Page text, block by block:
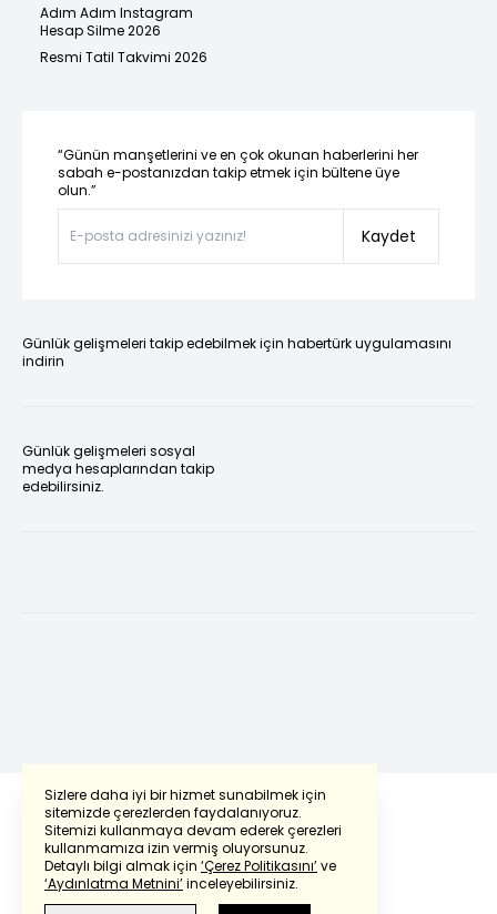
Sizlere daha iyi bir hizmet sunabilmek için
sitemizde çerezlerden faydalanıyoruz.
Sitemizi kullanmaya devam ederek çerezleri
kullanmamıza izin vermiş oluyorsunuz.
Detaylı bilgi almak için ‘Çerez Politikasını’ve
‘Aydınlatma Metnini’inceleyebilirsiniz.
Adım Adım Instagram
Hesap Silme 2026
Resmi Tatil Takvimi 2026
“Günün manşetlerini ve en çok okunan haberlerini her
sabah e-postanızdan takip etmek için bültene üye
olun.”
Kaydet
Günlük gelişmeleri takip edebilmek için habertürk uygulamasını
indirin
Günlük gelişmeleri sosyal
medya hesaplarından takip
edebilirsiniz.